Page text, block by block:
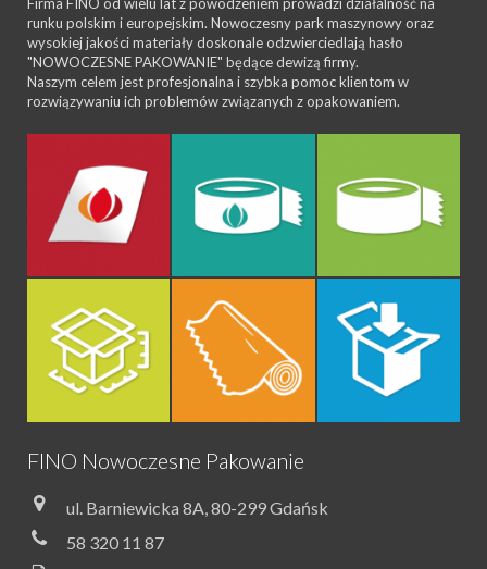
runku polskim i europejskim. Nowoczesny park maszynowy oraz
wysokiej jakości materiały doskonale odzwierciedlają hasło
"NOWOCZESNE PAKOWANIE" będące dewizą firmy.
Naszym celem jest profesjonalna i szybka pomoc klientom w
rozwiązywaniu ich problemów związanych z opakowaniem.
FINO Nowoczesne Pakowanie
ul. Barniewicka 8A, 80-299 Gdańsk
58 320 11 87